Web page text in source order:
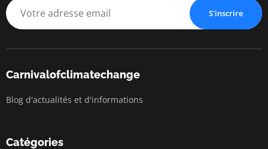
S'inscrire
Carnivalofclimatechange
Blog d'actualités et d'informations
Catégories